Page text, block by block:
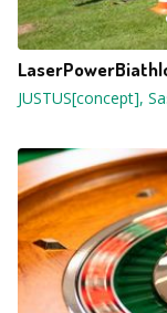
JUSTUS[concept],